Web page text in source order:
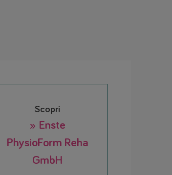
Scopri
» Enste
PhysioForm Reha
GmbH